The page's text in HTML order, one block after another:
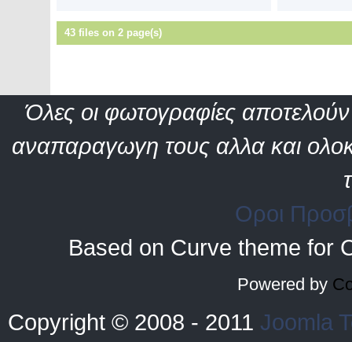
43 files on 2 page(s)
Όλες οι φωτογραφίες αποτελούν
αναπαραγωγη τους αλλα και
Οροι
Based on Curve theme for
Powered by
Copyright © 2008 - 2011 Joomla